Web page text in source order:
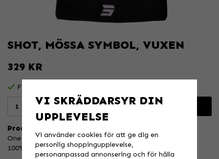
SHOT, MÖSSA SYMBOL, VUXEN
329 KR
Finns i lager för omgående leverans
Lägg i varukorgen
Produktbeskrivning:
One size
100% Acrylic, warm fabric perfect for cold weather
VI SKRÄDDARSYR DIN
UPPLEVELSE
Vi använder cookies för att ge dig en
personlig shoppingupplevelse,
personanpassad annonsering och för hålla